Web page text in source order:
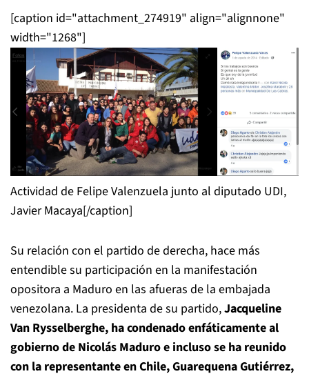
[caption id="attachment_274919" align="alignnone"
width="1268"]
Actividad de Felipe Valenzuela junto al diputado UDI,
Javier Macaya[/caption]
Su relación con el partido de derecha, hace más
entendible su participación en la manifestación
opositora a Maduro en las afueras de la embajada
venezolana. La presidenta de su partido,Jacqueline
Van Rysselberghe, ha condenado enfáticamente al
gobierno de Nicolás Maduro e incluso se ha reunido
con la representante en Chile, Guarequena Gutiérrez,